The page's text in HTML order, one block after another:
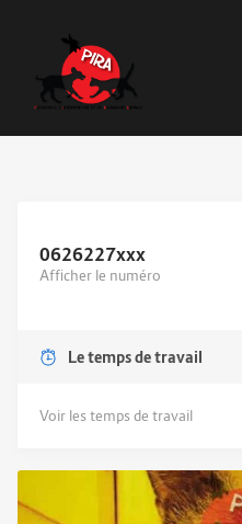
0626227xxx
Afficher le numéro
Le temps de travail
Voir les temps de travail